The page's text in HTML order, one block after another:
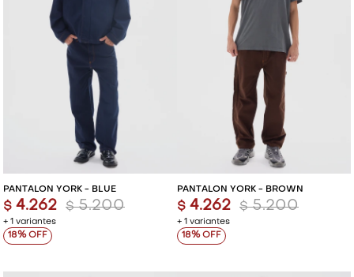
PANTALÓN YORK - BLUE
+ 1 variantes
$ 4.262 $ 5.200
18
PANTALÓN YORK - BROWN
+ 1 variantes
$ 4.262 $ 5.200
18